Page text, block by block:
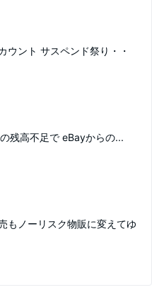
ウント サスペンド祭り・・
残高不足で eBayからの...
もノーリスク物販に変えてゆ